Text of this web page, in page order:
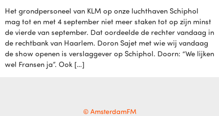
Het grondpersoneel van KLM op onze luchthaven Schiphol
mag tot en met 4 september niet meer staken tot op zijn minst
de vierde van september. Dat oordeelde de rechter vandaag in
de rechtbank van Haarlem. Doron Sajet met wie wij vandaag
de show openen is verslaggever op Schiphol. Doorn: “We lijken
wel Fransen ja”. Ook […]
© AmsterdamFM